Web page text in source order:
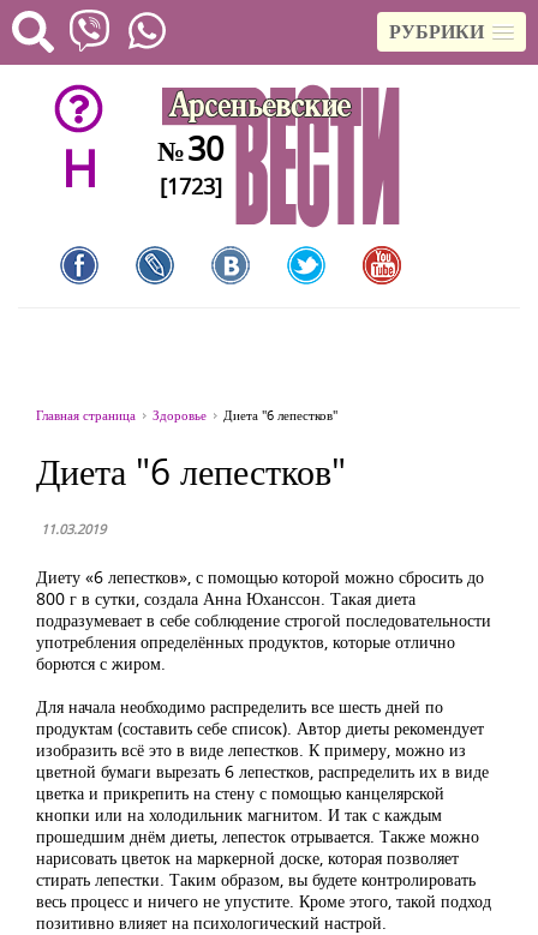
РУБРИКИ
H №30
[1723]
Главная страница Здоровье Диета "6 лепестков"
Диета "6 лепестков"
11.03.2019
Диету «6 лепестков», с помощью которой можно сбросить до
800 г в сутки, создала Анна Юханссон. Такая диета
подразумевает в себе соблюдение строгой последовательности
употребления определённых продуктов, которые отлично
борются с жиром.
Для начала необходимо распределить все шесть дней по
продуктам (составить себе список). Автор диеты рекомендует
изобразить всё это в виде лепестков. К примеру, можно из
цветной бумаги вырезать 6 лепестков, распределить их в виде
цветка и прикрепить на стену с помощью канцелярской
кнопки или на холодильник магнитом. И так с каждым
прошедшим днём диеты, лепесток отрывается. Также можно
нарисовать цветок на маркерной доске, которая позволяет
стирать лепестки. Таким образом, вы будете контролировать
весь процесс и ничего не упустите. Кроме этого, такой подход
позитивно влияет на психологический настрой.